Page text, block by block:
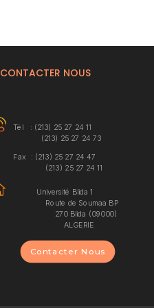
CONTACTER NOUS
Tél : (213) 25 27 24 11
(213) 25 27 24 73
Fax : (213) 25 27 24 47
(213) 25 27 24 11
Université Blida 1
Route de Soumaa BP
270 Blida (09000)
ALGERIE
Contacter Nous